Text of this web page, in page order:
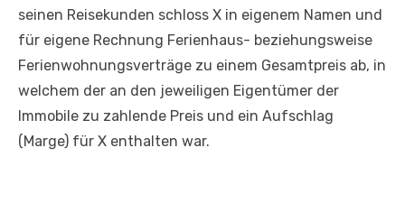
seinen Reisekunden schloss X in eigenem Namen und
für eigene Rechnung Ferienhaus- beziehungsweise
Ferienwohnungsverträge zu einem Gesamtpreis ab, in
welchem der an den jeweiligen Eigentümer der
Immobile zu zahlende Preis und ein Aufschlag
(Marge) für X enthalten war.